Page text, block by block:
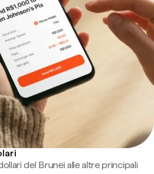
del Brunei alle altre principali